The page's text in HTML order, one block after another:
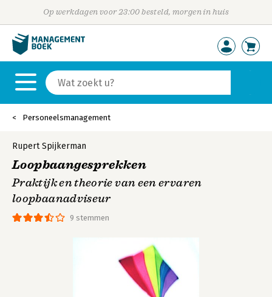
Op werkdagen voor 23:00 besteld, morgen in huis
Personeelsmanagement
9 stemmen
Rupert Spijkerman
Loopbaangesprekken
Praktijk en theorie van een ervaren
loopbaanadviseur